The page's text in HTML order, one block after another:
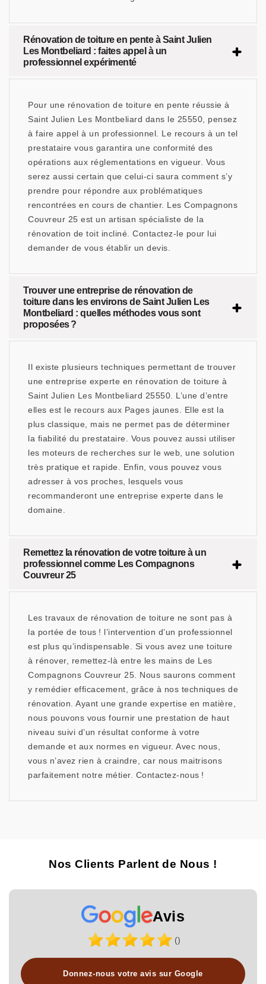
Rénovation de toiture en pente à Saint Julien
Les Montbeliard : faites appel à un
professionnel expérimenté
Pour une rénovation de toiture en pente réussie à
Saint Julien Les Montbeliard dans le 25550, pensez
à faire appel à un professionnel. Le recours à un tel
prestataire vous garantira une conformité des
opérations aux réglementations en vigueur. Vous
serez aussi certain que celui-ci saura comment s’y
prendre pour répondre aux problématiques
rencontrées en cours de chantier. Les Compagnons
Couvreur 25 est un artisan spécialiste de la
rénovation de toit incliné. Contactez-le pour lui
demander de vous établir un devis.
Trouver une entreprise de rénovation de
toiture dans les environs de Saint Julien Les
Montbeliard : quelles méthodes vous sont
proposées ?
Il existe plusieurs techniques permettant de trouver
une entreprise experte en rénovation de toiture à
Saint Julien Les Montbeliard 25550. L’une d’entre
elles est le recours aux Pages jaunes. Elle est la
plus classique, mais ne permet pas de déterminer
la fiabilité du prestataire. Vous pouvez aussi utiliser
les moteurs de recherches sur le web, une solution
très pratique et rapide. Enfin, vous pouvez vous
adresser à vos proches, lesquels vous
recommanderont une entreprise experte dans le
domaine.
Remettez la rénovation de votre toiture à un
professionnel comme Les Compagnons
Couvreur 25
Les travaux de rénovation de toiture ne sont pas à
la portée de tous ! l’intervention d’un professionnel
est plus qu’indispensable. Si vous avez une toiture
à rénover, remettez-là entre les mains de Les
Compagnons Couvreur 25. Nous saurons comment
y remédier efficacement, grâce à nos techniques de
rénovation. Ayant une grande expertise en matière,
nous pouvons vous fournir une prestation de haut
niveau suivi d’un résultat conforme à votre
demande et aux normes en vigueur. Avec nous,
vous n’avez rien à craindre, car nous maitrisons
parfaitement notre métier. Contactez-nous !
Nos Clients Parlent de Nous !
Avis
()
Donnez-nous votre avis sur Google